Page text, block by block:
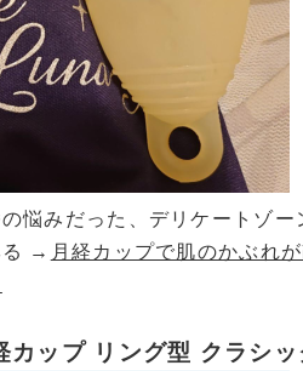
悩みだった、デリケートゾー
る → 月経カップで肌のかぶれ
カップ リング型 クラシッ